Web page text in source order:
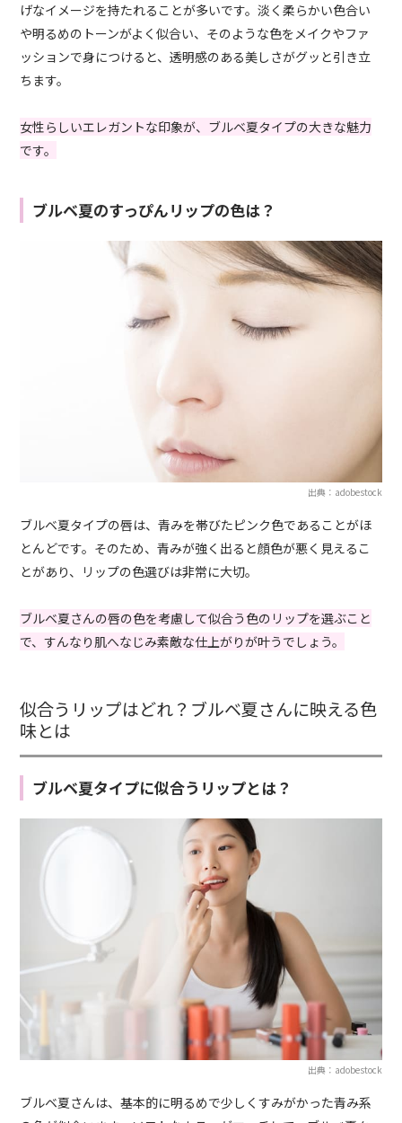
げなイメージを持たれることが多いです。淡く柔らかい色合い
や明るめのトーンがよく似合い、そのような色をメイクやファ
ッションで身につけると、透明感のある美しさがグッと引き立
ちます。
女性らしいエレガントな印象が、ブルベ夏タイプの大きな魅力
です。
ブルベ夏のすっぴんリップの色は？
出典：adobestock
ブルベ夏タイプの唇は、青みを帯びたピンク色であることがほ
とんどです。そのため、青みが強く出ると顔色が悪く見えるこ
とがあり、リップの色選びは非常に大切。
ブルベ夏さんの唇の色を考慮して似合う色のリップを選ぶこと
で、すんなり肌へなじみ素敵な仕上がりが叶うでしょう。
似合うリップはどれ？ブルベ夏さんに映える色
味とは
ブルベ夏タイプに似合うリップとは？
出典：adobestock
ブルベ夏さんは、基本的に明るめで少しくすみがかった青み系